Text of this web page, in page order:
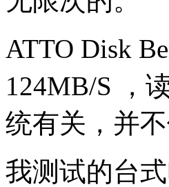
ATTO Disk
124MB/S ，
统有关，并
我测试的台